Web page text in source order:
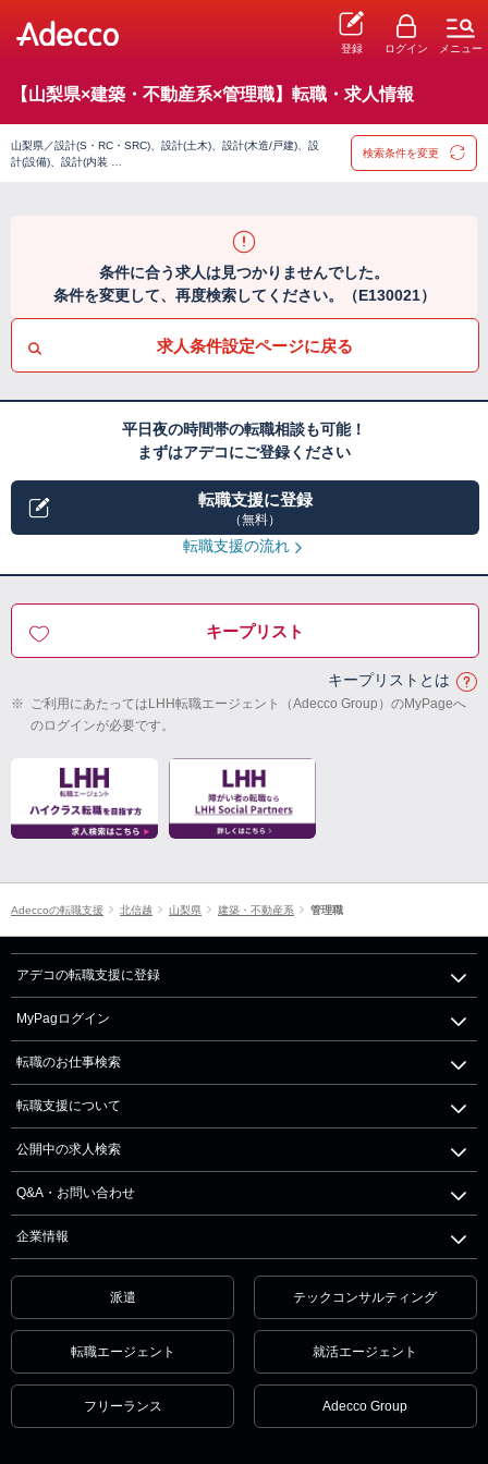
登録 ログイン メニュー
【山梨県×建築・不動産系×管理職】転職・求人情報
山梨県／設計(S・RC・SRC)、設計(土木)、設計(木造/戸建)、設
計(設備)、設計(内装 …
検索条件を変更
条件に合う求人は見つかりませんでした。
条件を変更して、再度検索してください。（E130021）
求人条件設定ページに戻る
平日夜の時間帯の転職相談も可能！
まずはアデコにご登録ください
転職支援に登録
（無料）
転職支援の流れ
キープリスト
キープリストとは
※ ご利用にあたってはLHH転職エージェント（Adecco Group）のMyPageへ
のログインが必要です。
Adeccoの転職支援 北信越 山梨県 建築・不動産系 管理職
アデコの転職支援に登録
MyPagログイン
転職のお仕事検索
転職支援について
公開中の求人検索
Q&A・お問い合わせ
企業情報
派遣 テックコンサルティング
転職エージェント 就活エージェント
フリーランス Adecco Group